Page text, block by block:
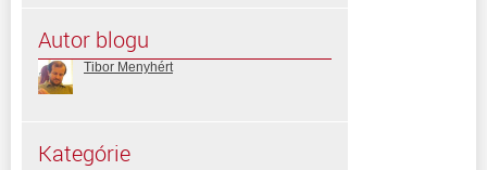
Autor blogu
Tibor Menyhért
Kategórie